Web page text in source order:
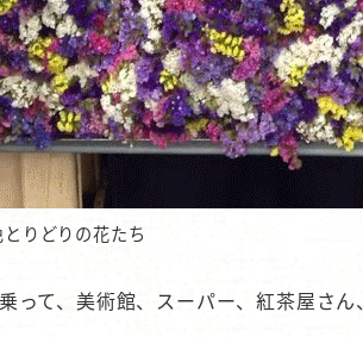
りどりの花たち
って、美術館、スーパー、紅茶屋さ